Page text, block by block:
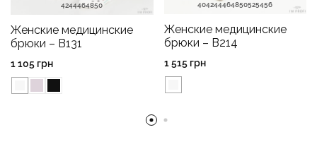
4244464850
Женские медицинские
брюки – B131
1 105 грн
404244464850525456
Женские медицинские
брюки – B214
1 515 грн